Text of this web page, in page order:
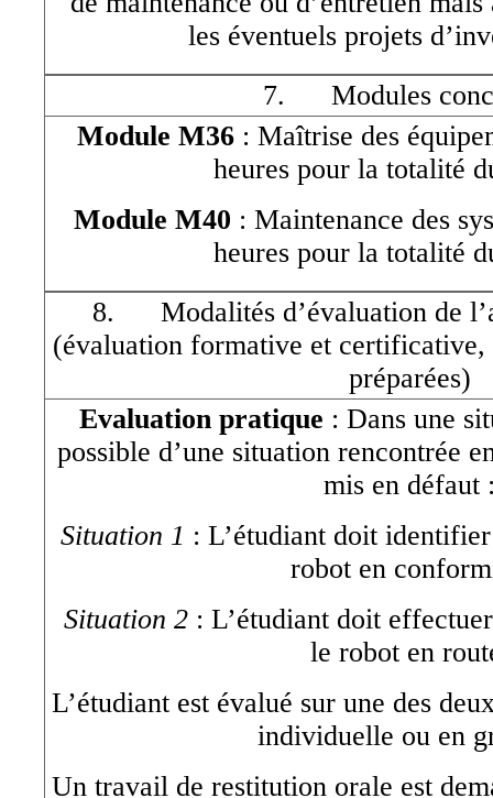
les éventuels projets
7. Modules
Module M36 : Maîtrise des
heures pour la totalité
Module M40 : Maintenance des
heures pour la totalité
8. Modalités d’évaluation de
(évaluation formative et certificative,
préparées)
Evaluation pratique : Dans une
possible d’une situation rencontrée
mis en défaut
Situation 1 : L’étudiant doit
robot en
Situation 2: L’étudiant doit
le robot en
L’étudiant est évalué sur une des
individuelle ou en
Un travail de restitution orale est